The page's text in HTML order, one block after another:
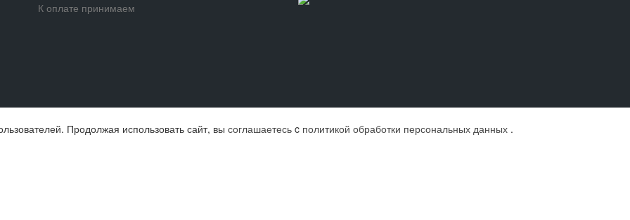
К оплате принимаем
Продолжая использовать сайт, вы соглашаетесь c политикой обработки персональных данных .